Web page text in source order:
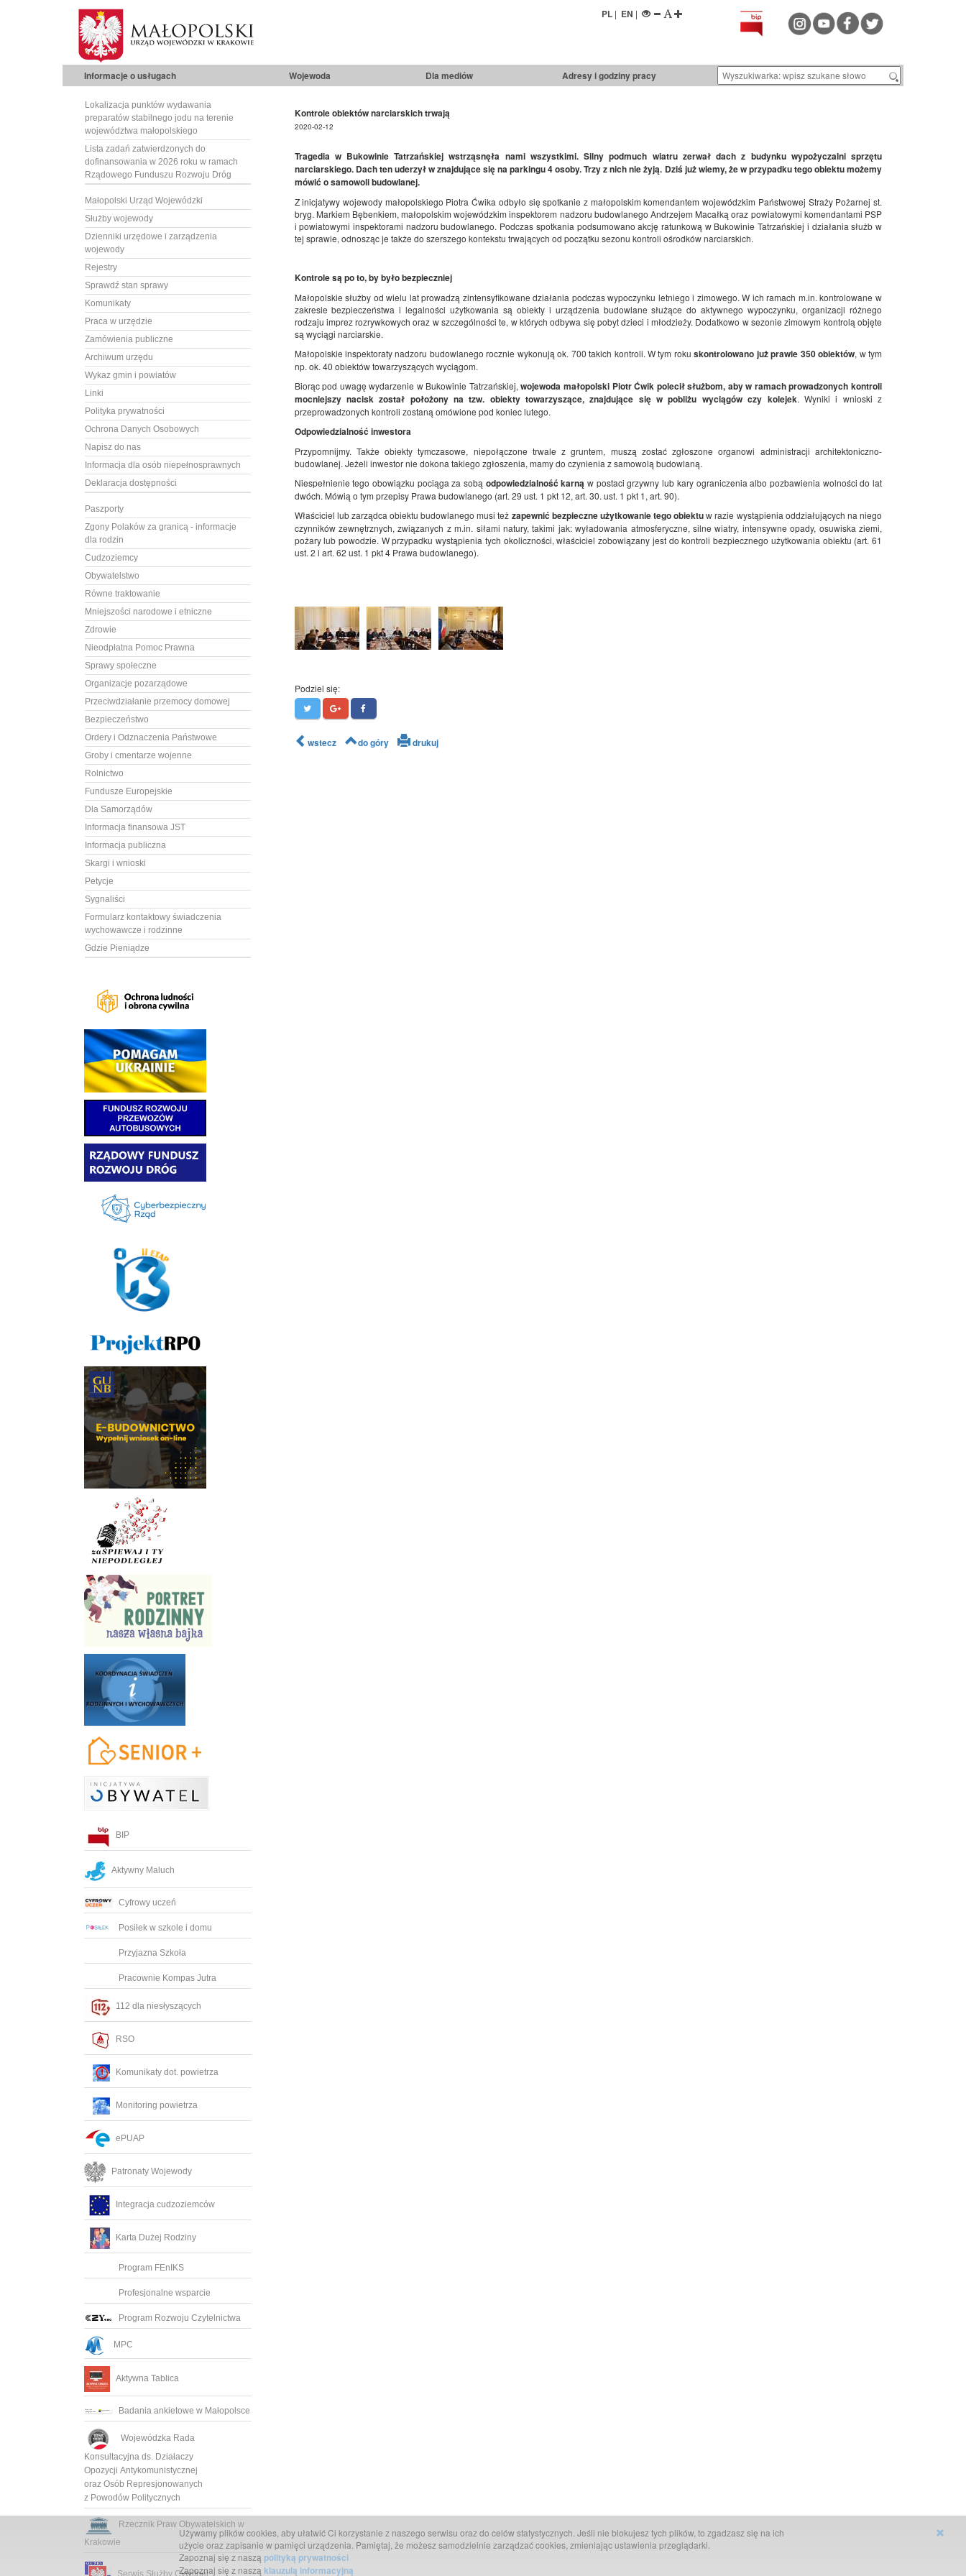
PL| EN |
Informacje o usługach Wojewoda Dla mediów Adresy i godziny pracy
Lokalizacja punktów wydawania
preparatów stabilnego jodu na terenie
województwa małopolskiego
Lista zadań zatwierdzonych do
dofinansowania w 2026 roku w ramach
Rządowego Funduszu Rozwoju Dróg
Małopolski Urząd Wojewódzki
Służby wojewody
Dzienniki urzędowe i zarządzenia
wojewody
Rejestry
Sprawdź stan sprawy
Komunikaty
Praca w urzędzie
Zamówienia publiczne
Archiwum urzędu
Wykaz gmin i powiatów
Linki
Polityka prywatności
Ochrona Danych Osobowych
Napisz do nas
Informacja dla osób niepełnosprawnych
Deklaracja dostępności
Paszporty
Zgony Polaków za granicą - informacje
dla rodzin
Cudzoziemcy
Obywatelstwo
Równe traktowanie
Mniejszości narodowe i etniczne
Zdrowie
Nieodpłatna Pomoc Prawna
Sprawy społeczne
Organizacje pozarządowe
Przeciwdziałanie przemocy domowej
Bezpieczeństwo
Ordery i Odznaczenia Państwowe
Groby i cmentarze wojenne
Rolnictwo
Fundusze Europejskie
Dla Samorządów
Informacja finansowa JST
Informacja publiczna
Skargi i wnioski
Petycje
Sygnaliści
Formularz kontaktowy świadczenia
wychowawcze i rodzinne
Gdzie Pieniądze
BIP
Aktywny Maluch
Cyfrowy uczeń
Posiłek w szkole i domu
Przyjazna Szkoła
Pracownie Kompas Jutra
112 dla niesłyszących
RSO
Komunikaty dot. powietrza
Monitoring powietrza
ePUAP
Patronaty Wojewody
Integracja cudzoziemców
Karta Dużej Rodziny
Program FEnIKS
Profesjonalne wsparcie
Program Rozwoju Czytelnictwa
MPC
Aktywna Tablica
Badania ankietowe w Małopolsce
Wojewódzka Rada
Konsultacyjna ds. Działaczy
Opozycji Antykomunistycznej
oraz Osób Represjonowanych
z Powodów Politycznych
Rzecznik Praw Obywatelskich w
Krakowie
Serwis Służby Cywilnej
Kontrole obiektów narciarskich trwają
2020-02-12
Tragedia w Bukowinie Tatrzańskiej wstrząsnęła nami wszystkimi. Silny podmuch wiatru zerwał dach z budynku wypożyczalni sprzętu
narciarskiego. Dach ten uderzył w znajdujące się na parkingu 4 osoby. Trzy z nich nie żyją. Dziś już wiemy, że w przypadku tego obiektu możemy
mówić o samowoli budowlanej.
Z inicjatywy wojewody małopolskiego Piotra Ćwika odbyło się spotkanie z małopolskim komendantem wojewódzkim Państwowej Straży Pożarnej st.
bryg. Markiem Bębenkiem, małopolskim wojewódzkim inspektorem nadzoru budowlanego Andrzejem Macałką oraz powiatowymi komendantami PSP
i powiatowymi inspektorami nadzoru budowlanego. Podczas spotkania podsumowano akcję ratunkową w Bukowinie Tatrzańskiej i działania służb w
tej sprawie, odnosząc je także do szerszego kontekstu trwających od początku sezonu kontroli ośrodków narciarskich.
Kontrole są po to, by było bezpieczniej
Małopolskie służby od wielu lat prowadzą zintensyfikowane działania podczas wypoczynku letniego i zimowego. W ich ramach m.in. kontrolowane w
zakresie bezpieczeństwa i legalności użytkowania są obiekty i urządzenia budowlane służące do aktywnego wypoczynku, organizacji różnego
rodzaju imprez rozrywkowych oraz w szczególności te, w których odbywa się pobyt dzieci i młodzieży. Dodatkowo w sezonie zimowym kontrolą objęte
są wyciągi narciarskie.
Małopolskie inspektoraty nadzoru budowlanego rocznie wykonują ok. 700 takich kontroli. W tym rokuskontrolowano już prawie 350 obiektów, w tym
np. ok. 40 obiektów towarzyszących wyciągom.
Biorąc pod uwagę wydarzenie w Bukowinie Tatrzańskiej,wojewoda małopolski Piotr Ćwik polecił służbom, aby w ramach prowadzonych kontroli
mocniejszy nacisk został położony na tzw. obiekty towarzyszące, znajdujące się w pobliżu wyciągów czy kolejek. Wyniki i wnioski z
przeprowadzonych kontroli zostaną omówione pod koniec lutego.
Odpowiedzialność inwestora
Przypomnijmy. Także obiekty tymczasowe, niepołączone trwale z gruntem, muszą zostać zgłoszone organowi administracji architektoniczno-
budowlanej. Jeżeli inwestor nie dokona takiego zgłoszenia, mamy do czynienia z samowolą budowlaną.
Niespełnienie tego obowiązku pociąga za sobą odpowiedzialność karną w postaci grzywny lub kary ograniczenia albo pozbawienia wolności do lat
dwóch. Mówią o tym przepisy Prawa budowlanego (art. 29 ust. 1 pkt 12, art. 30. ust. 1 pkt 1, art. 90).
Właściciel lub zarządca obiektu budowlanego musi też zapewnić bezpieczne użytkowanie tego obiektuw razie wystąpienia oddziałujących na niego
czynników zewnętrznych, związanych z m.in. siłami natury, takimi jak: wyładowania atmosferyczne, silne wiatry, intensywne opady, osuwiska ziemi,
pożary lub powodzie. W przypadku wystąpienia tych okoliczności, właściciel zobowiązany jest do kontroli bezpiecznego użytkowania obiektu (art. 61
ust. 2 i art. 62 ust. 1 pkt 4 Prawa budowlanego).
Podziel się:
wstecz do góry drukuj
Używamy plików cookies, aby ułatwić Ci korzystanie z naszego serwisu oraz do celów statystycznych. Jeśli nie blokujesz tych plików, to zgadzasz się na ich
użycie oraz zapisanie w pamięci urządzenia. Pamiętaj, że możesz samodzielnie zarządzać cookies, zmieniając ustawienia przeglądarki.
Zapoznaj się z naszą polityką prywatności
Zapoznaj się z naszą klauzulą informacyjną